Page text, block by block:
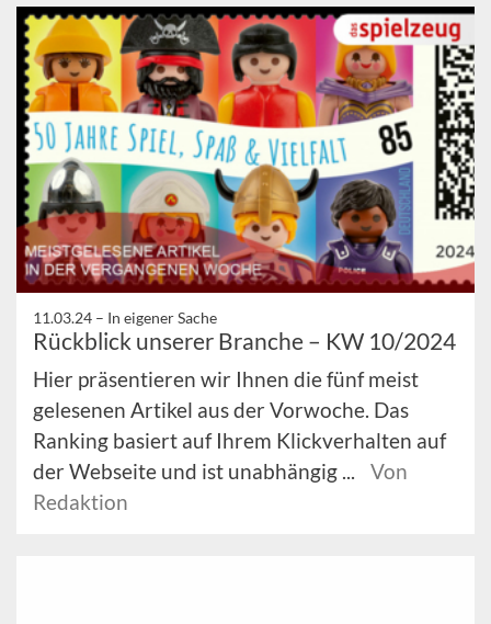
11.03.24 – In eigener Sache
Rückblick unserer Branche – KW 10/2024
Hier präsentieren wir Ihnen die fünf meist
gelesenen Artikel aus der Vorwoche. Das
Ranking basiert auf Ihrem Klickverhalten auf
der Webseite und ist unabhängig ...
Von
Redaktion